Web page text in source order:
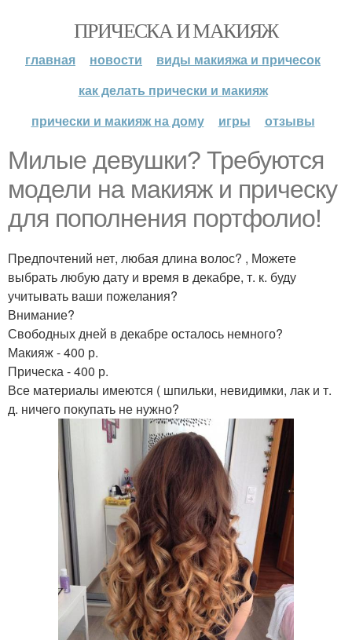
ПРИЧЕСКА И МАКИЯЖ
главная новости
виды макияжа и причесок
как делать прически и макияж
прически и макияж на дому
игры отзывы
Милые девушки? Требуются
модели на макияж и прическу
для пополнения портфолио!
Предпочтений нет, любая длина волос? , Можете
выбрать любую дату и время в декабре, т. к. буду
учитывать ваши пожелания?
Внимание?
Свободных дней в декабре осталось немного?
Макияж - 400 р.
Прическа - 400 р.
Все материалы имеются ( шпильки, невидимки, лак и т.
д. ничего покупать не нужно?